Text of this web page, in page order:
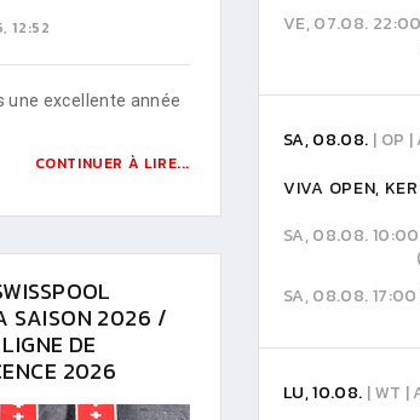
12:52
une excellente année
CONTINUER À LIRE...
SAISON 2026 /
DE
2026
VE, 07.08. 22:00
SA, 08.08. | OP
VIVA OPEN,
SA, 08.08. 10:00
SA, 08.08. 17:00
LU, 10.08. | WT |